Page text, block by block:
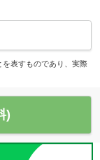
表すものであり、実際
)